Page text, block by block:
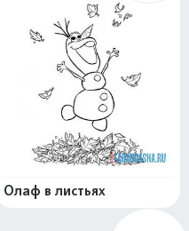
Олаф в листьях